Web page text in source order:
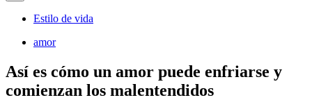
Estilo de vida
amor
Así es cómo un amor puede enfriarse y
comienzan los malentendidos